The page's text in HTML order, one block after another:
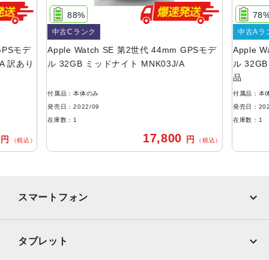
40mmケース：40mm x 34mm x 10.7mm
26.4 g（GPSモデル）
27.8 g（GPS + Cellularモデル）
ケースカラー
アルミニウムケース：ミッドナイト、スターライト、シル
32GB
モデ
訳あり
円 （税込）
Apple Watch SE 第2世代 44mm GPSモデ
ル 32GB ミッドナイト MNK03J/A
88%
中古Cランク
付属品：本体のみ
発売日：2022/09
在庫数：1
17,800 円 （税込）
Apple
ル
品
中古Aラ
付属品：本
発売日：
在庫数：1
スマートフォン
タブレット